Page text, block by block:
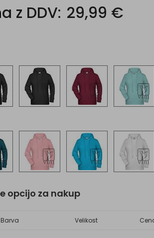
z DDV: 29,99 €
opcijo za nakup
Barva Velikost